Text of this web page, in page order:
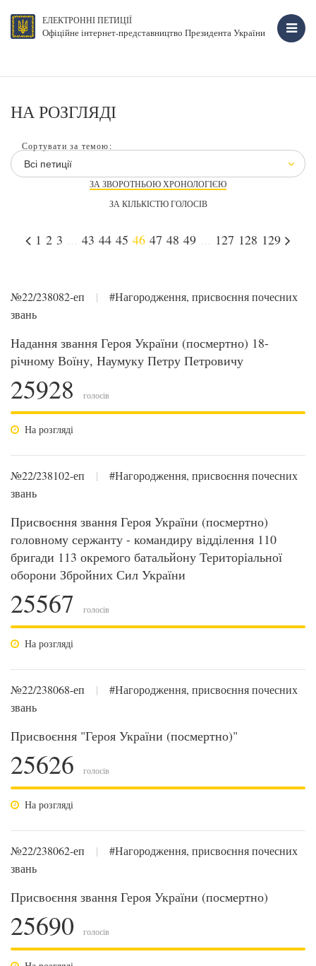
ЕЛЕКТРОННІ ПЕТИЦІЇ
Офіційне інтернет-представництво Президента України
НА РОЗГЛЯДІ
Сортувати за темою:
Всі петиції
ЗА ЗВОРОТНЬОЮ ХРОНОЛОГІЄЮ
ЗА КІЛЬКІСТЮ ГОЛОСІВ
1 2 3 43 44 45 46 47 48 49 127 128 129
№22/238082-еп |
#Нагородження, присвоєння почесних
звань
Надання звання Героя України (посмертно) 18-
річному Воїну, Наумуку Петру Петровичу
25928 голосів
На розгляді
№22/238102-еп |
#Нагородження, присвоєння почесних
звань
Присвоєння звання Героя України (посмертно)
головному сержанту - командиру відділення 110
бригади 113 окремого батальйону Територіальної
оборони Збройних Сил України
25567 голосів
На розгляді
№22/238068-еп |
#Нагородження, присвоєння почесних
звань
Присвоєння "Героя України (посмертно)"
25626 голосів
На розгляді
№22/238062-еп |
#Нагородження, присвоєння почесних
звань
Присвоєння звання Героя України (посмертно)
25690 голосів